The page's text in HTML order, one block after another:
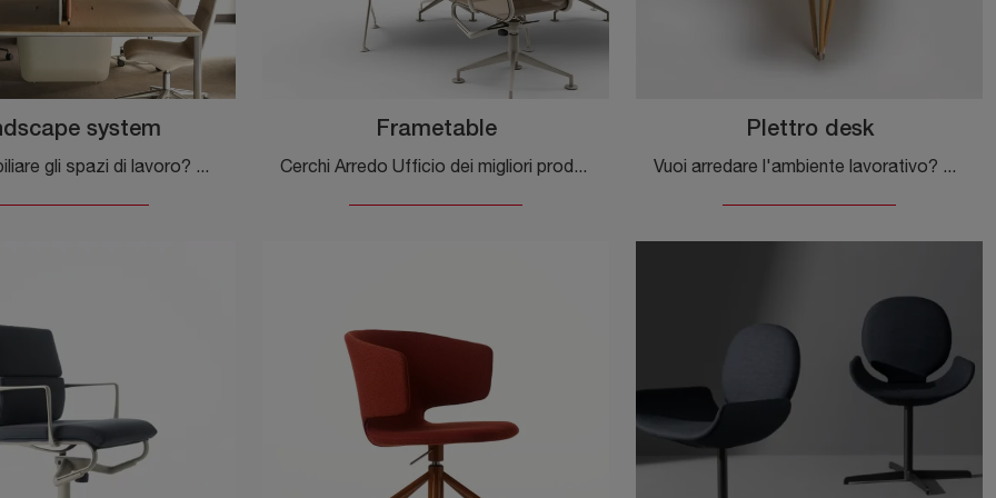
system
Vuoi ammobiliare gli spazi di lavoro? Eccoti differenti proposte di scrivanie operative in legno, come il modello Landscape system di Alias.
Frametable
Cerchi Arredo Ufficio dei migliori produttori? Scopri le diverse proposte di scrivanie operative in legno, come il modello Frametable di Alias.
Plettro desk
Vuoi arredare l'ambiente lavorativo? Ti presentiamo differenti proposte di scrivanie direzionali in legno, come il modello Plettro desk di Alias.